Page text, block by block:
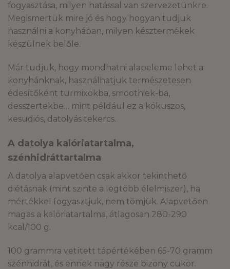
fogyasztása, milyen hatással van szervezetünkre.
Megismertük mire jó és hogy hogyan tudjuk
használni a konyhában, milyen késztermékek
készülnek belőle.
Már tudjuk, hogy mondhatni alapeleme lehet a
konyhánknak, használhatjuk természetesen
édesítőként turmixokba, smoothiek-ba,
desszertekbe… mint például ez a kókuszos,
kesudiós, datolyás tekercs.
A datolya kalóriatartalma,
szénhidráttartalma
A datolya alapvetően csak akkor tekinthető
diétásnak (mint szinte a legtöbb élelmiszer), ha
mértékkel fogyasztjuk, nem tömjük. Alapvetően
magas a kalóriatartalma, átlagosan 280-290
kcal/100 g.
100 grammra vetített tápértékében 65-70 gramm
szénhidrát, és ennek nagy része bizony cukor.